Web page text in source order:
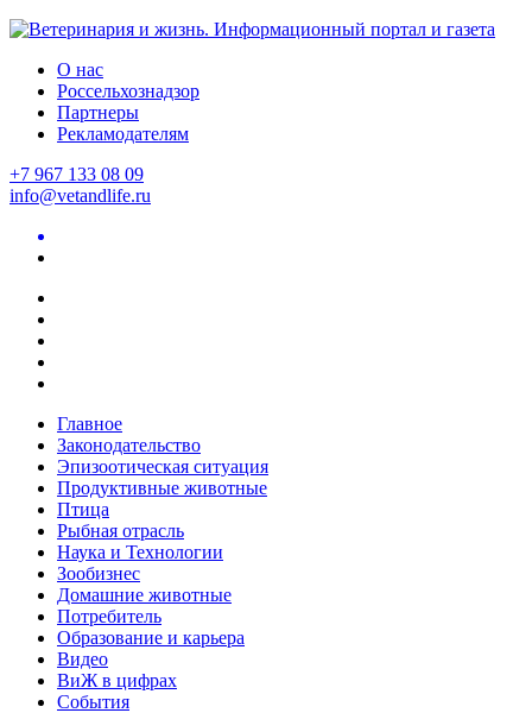
О нас
Россельхознадзор
Партнеры
Рекламодателям
+7 967 133 08 09
info@vetandlife.ru
Главное
Законодательство
Эпизоотическая ситуация
Продуктивные животные
Птица
Рыбная отрасль
Наука и Технологии
Зообизнес
Домашние животные
Потребитель
Образование и карьера
Видео
ВиЖ в цифрах
События